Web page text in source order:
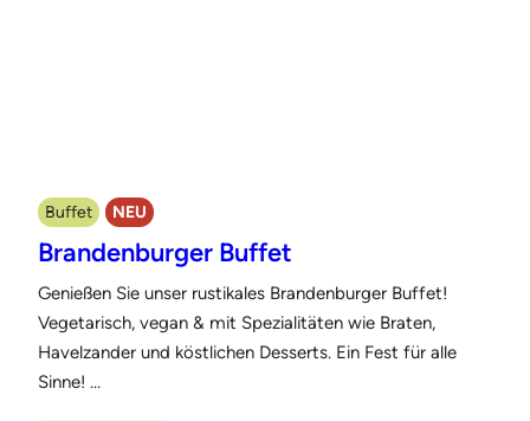
Buffet NEU
Brandenburger Buffet
Genießen Sie unser rustikales Brandenburger Buffet!
Vegetarisch, vegan & mit Spezialitäten wie Braten,
Havelzander und köstlichen Desserts. Ein Fest für alle
Sinne! …